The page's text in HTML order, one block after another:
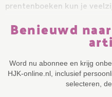
prentenboeken kun je
Benieuwd
Word nu abonnee en krijg
HJK-online.nl, inclusief
selecteren,